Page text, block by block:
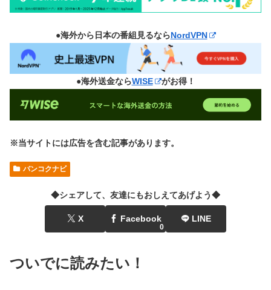
●海外から日本の番組見るならNordVPN
●海外送金ならWISE がお得！
※当サイトには広告を含む記事があります。
バンコクナビ
◆シェアして、友達にもおしえてあげよう◆
X Facebook
0
LINE
ついでに読みたい！